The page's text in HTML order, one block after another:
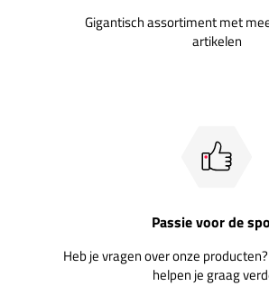
Gigantisch assortiment met
artikelen
Passie voor de
Heb je vragen over onze
helpen je graag